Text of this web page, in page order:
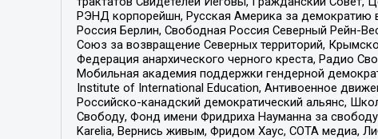
РЭНД корпорейшн, Русская Америка за демократию
Россия Берлин, Свободная Россия Северный Рейн-
Союз за возвращение Северных территорий,
Федерация анархического черного креста, Радио
Мобильная академия поддержки гендерной
Institute of International Education, Антивоенное
Российско-канадский демократический альянс,
Свободу, Фонд имени Фридриха Науманна за
Karelia, Вернись живым, Фридом Хаус, СОТА медиа,